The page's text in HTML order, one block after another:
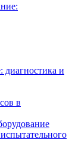
диагностика и
в